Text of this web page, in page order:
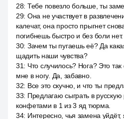
28: Тебе повезло больше, ты
29: Она не участвует в
калечат, она просто прыгнет
погибнешь быстро и без боли нет.
30: Зачем ты пугаешь её? Да
щадить наши чувства?
31: Что случилось? Нога? Это
мне в ногу. Да, забавно.
32: Все это скучно, и что ты
33: Предлагаю сыграть в русскую
конфетами в 1 из 3 яд тюрма.
34: Интересно, чья замена уйдёт,